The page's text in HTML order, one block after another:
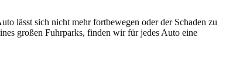
lässt sich nicht mehr fortbewegen oder der Schaden zu
großen Fuhrparks, finden wir für jedes Auto eine